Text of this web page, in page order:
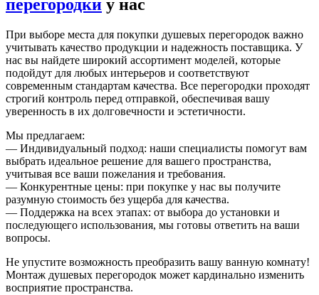
перегородки у нас
При выборе места для покупки душевых перегородок важно
учитывать качество продукции и надежность поставщика. У
нас вы найдете широкий ассортимент моделей, которые
подойдут для любых интерьеров и соответствуют
современным стандартам качества. Все перегородки проходят
строгий контроль перед отправкой, обеспечивая вашу
уверенность в их долговечности и эстетичности.
Мы предлагаем:
— Индивидуальный подход: наши специалисты помогут вам
выбрать идеальное решение для вашего пространства,
учитывая все ваши пожелания и требования.
— Конкурентные цены: при покупке у нас вы получите
разумную стоимость без ущерба для качества.
— Поддержка на всех этапах: от выбора до установки и
последующего использования, мы готовы ответить на ваши
вопросы.
Не упустите возможность преобразить вашу ванную комнату!
Монтаж душевых перегородок может кардинально изменить
восприятие пространства.